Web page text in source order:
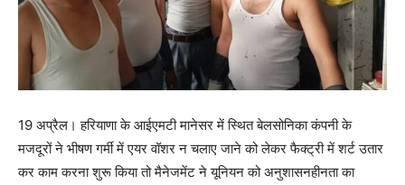
19 अप्रैल। हरियाणा के आईएमटी मानेसर में स्थित बेलसोनिका कंपनी के
मजदूरों ने भीषण गर्मी में एयर वॉशर न चलाए जाने को लेकर फैक्ट्री में शर्ट उतार
कर काम करना शुरू किया तो मैनेजमेंट ने यूनियन को अनुशासनहीनता का